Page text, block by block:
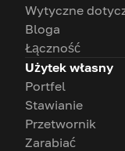
Wytyczne
Bloga
Łączność
Użytek własny
Portfel
Stawianie
Przetwornik
Zarabiać